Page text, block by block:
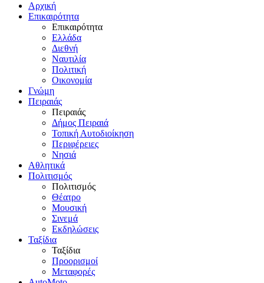
Αρχική
Επικαιρότητα
Επικαιρότητα
Ελλάδα
Διεθνή
Ναυτιλία
Πολιτική
Οικονομία
Γνώμη
Πειραιάς
Πειραιάς
Δήμος Πειραιά
Τοπική Αυτοδιοίκηση
Περιφέρειες
Νησιά
Αθλητικά
Πολιτισμός
Πολιτισμός
Θέατρο
Μουσική
Σινεμά
Εκδηλώσεις
Ταξίδια
Ταξίδια
Προορισμοί
Μεταφορές